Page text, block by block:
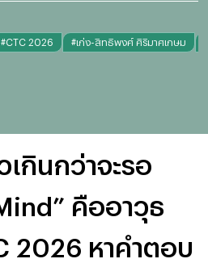
#CTC 2026 #เก่ง-สิทธิพงศ์ ศิริมาศเกษม
เกินกว่าจะรอ
คืออาวุธ
2026 หาคำตอบ